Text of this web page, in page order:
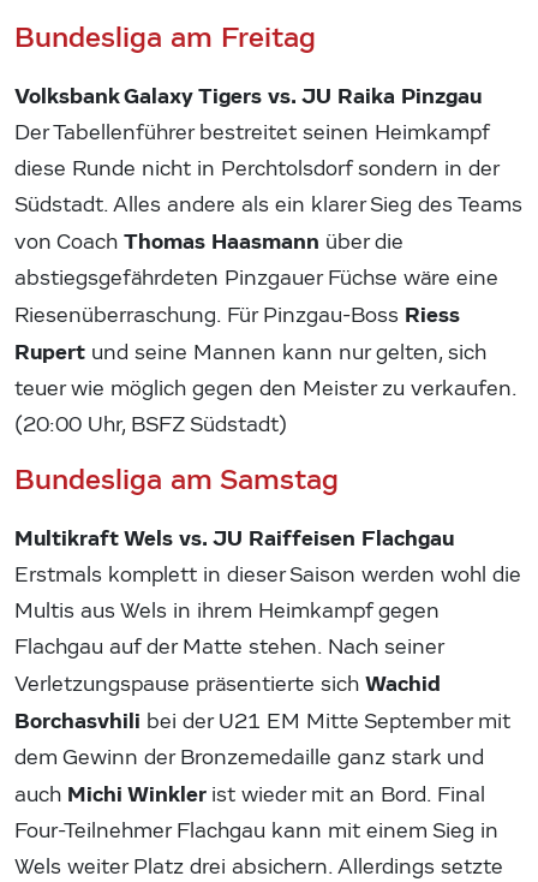
Bundesliga am Freitag
Volksbank Galaxy Tigers vs. JU Raika Pinzgau
Der Tabellenführer bestreitet seinen Heimkampf
diese Runde nicht in Perchtolsdorf sondern in der
Südstadt. Alles andere als ein klarer Sieg des Teams
von Coach Thomas Haasmann über die
abstiegsgefährdeten Pinzgauer Füchse wäre eine
Riesenüberraschung. Für Pinzgau-Boss Riess
Rupert und seine Mannen kann nur gelten, sich
teuer wie möglich gegen den Meister zu verkaufen.
(20:00 Uhr, BSFZ Südstadt)
Bundesliga am Samstag
Multikraft Wels vs. JU Raiffeisen Flachgau
Erstmals komplett in dieser Saison werden wohl die
Multis aus Wels in ihrem Heimkampf gegen
Flachgau auf der Matte stehen. Nach seiner
Verletzungspause präsentierte sich Wachid
Borchasvhili bei der U21 EM Mitte September mit
dem Gewinn der Bronzemedaille ganz stark und
auch Michi Winkler ist wieder mit an Bord. Final
Four-Teilnehmer Flachgau kann mit einem Sieg in
Wels weiter Platz drei absichern. Allerdings setzte